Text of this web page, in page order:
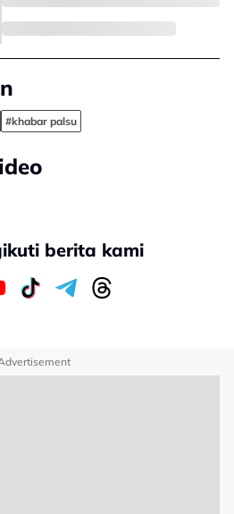
#khabar palsu
berita kami